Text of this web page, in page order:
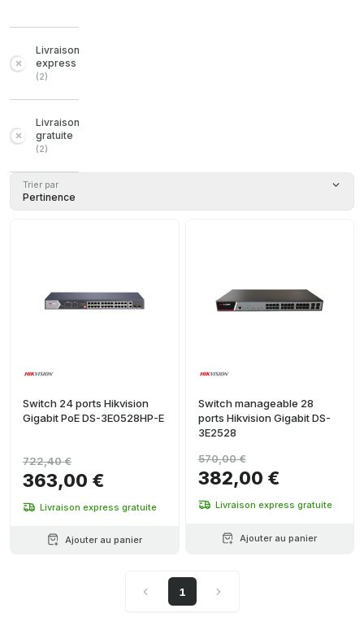
Livraison
express
(2)
Livraison
gratuite
(2)
Trier par
Pertinence
Switch 24 ports Hikvision
Gigabit PoE DS-3E0528HP-E
363,00 €
722,40 €
Livraison express gratuite
Ajouter au panier
Switch manageable 28
ports Hikvision Gigabit DS-
3E2528
382,00 €
570,00 €
Livraison express gratuite
Ajouter au panier
1